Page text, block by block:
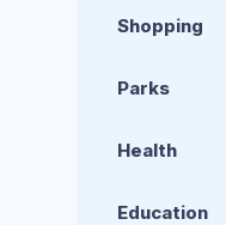
Shopping
Parks
Health
Education